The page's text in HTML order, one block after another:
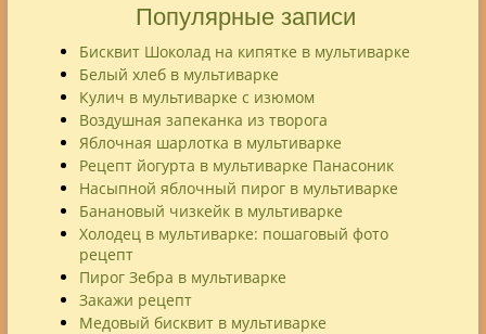
Популярные записи
Бисквит Шоколад на кипятке в мультиварке
Белый хлеб в мультиварке
Кулич в мультиварке с изюмом
Воздушная запеканка из творога
Яблочная шарлотка в мультиварке
Рецепт йогурта в мультиварке Панасоник
Насыпной яблочный пирог в мультиварке
Банановый чизкейк в мультиварке
Холодец в мультиварке: пошаговый фото
рецепт
Пирог Зебра в мультиварке
Закажи рецепт
Медовый бисквит в мультиварке